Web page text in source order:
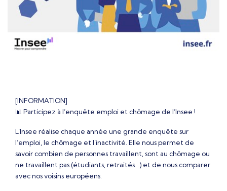
[INFORMATION]
📊 Participez à l’enquête emploi et chômage de l’Insee !
L’Insee réalise chaque année une grande enquête sur
l’emploi, le chômage et l’inactivité. Elle nous permet de
savoir combien de personnes travaillent, sont au chômage ou
ne travaillent pas (étudiants, retraités…) et de nous comparer
avec nos voisins européens.